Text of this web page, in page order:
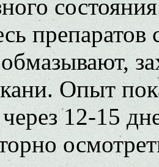
Опыт
12-15